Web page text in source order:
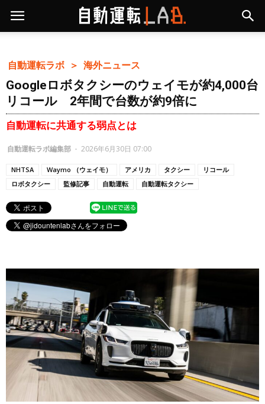
自動運転ラボ ＞ 海外ニュース
Googleロボタクシーのウェイモが約4,000台
リコール 2年間で台数が約9倍に
自動運転に共通する弱点とは
自動運転ラボ編集部 - 2026年6月30日 07:00
NHTSA Waymo （ウェイモ） アメリカ タクシー
リコール
ロボタクシー
監修記事 自動運転 自動運転タクシー